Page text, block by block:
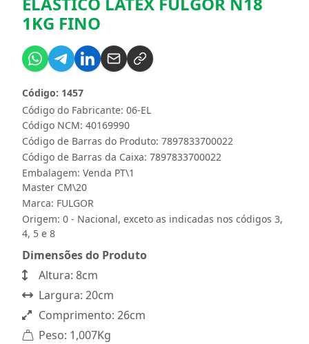
1KG FINO
Código do Fabricante: 06-EL
Código: 1457
Código NCM: 40169990
Código de Barras do Produto: 7897833700022
Código de Barras da Caixa: 7897833700022
Embalagem: Venda PT\1
Master CM\20
Marca: FULGOR
Origem: 0 - Nacional, exceto as indicadas nos códigos 3,
4, 5 e 8
Dimensões do Produto
Altura: 8cm
Largura: 20cm
Comprimento: 26cm
Peso: 1,007Kg